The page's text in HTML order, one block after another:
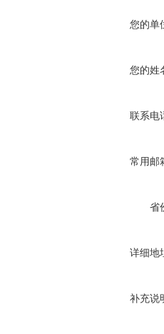
您的单
您的姓
联系电
常用邮
省
详细地
补充说